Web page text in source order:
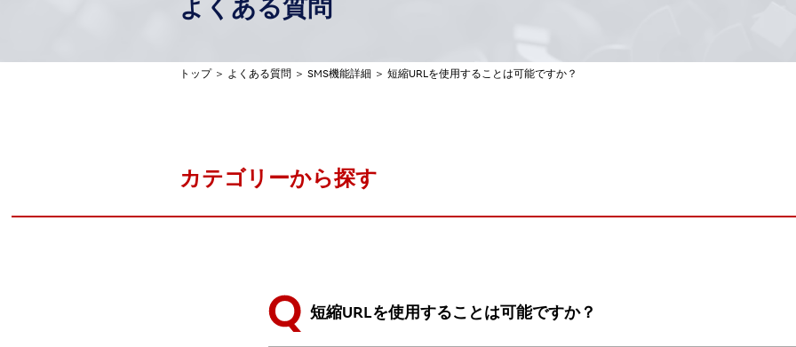
よくある質問
トップ ＞ よくある質問 ＞ SMS機能詳細 ＞ 短縮URLを使用することは可能ですか？
カテゴリーから探す
短縮URLを使用することは可能ですか？